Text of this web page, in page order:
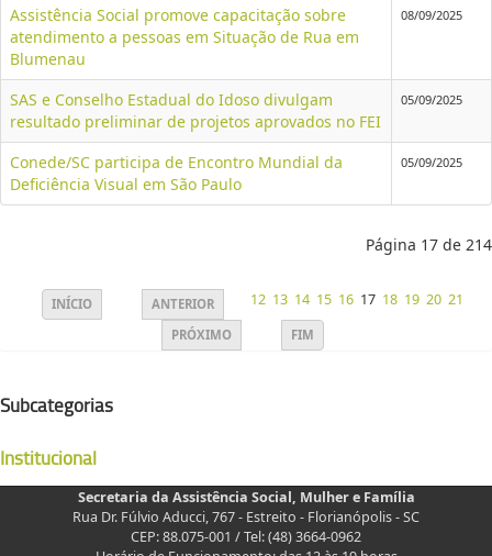
Assistência Social promove capacitação sobre
atendimento a pessoas em Situação de Rua em
Blumenau
08/09/2025
SAS e Conselho Estadual do Idoso divulgam
resultado preliminar de projetos aprovados no FEI
05/09/2025
Conede/SC participa de Encontro Mundial da
Deficiência Visual em São Paulo
05/09/2025
Página 17 de 214
INÍCIO ANTERIOR 12 13 14 15 16 17 18 19 20 21
PRÓXIMO FIM
Subcategorias
Institucional
Secretaria da Assistência Social, Mulher e Família
Rua Dr. Fúlvio Aducci, 767 - Estreito - Florianópolis - SC
CEP: 88.075-001 / Tel: (48) 3664-0962